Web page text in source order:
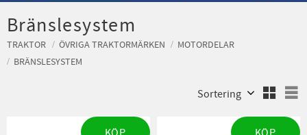
Bränslesystem
TRAKTOR ÖVRIGA TRAKTORMÄRKEN
MOTORDELAR
BRÄNSLESYSTEM